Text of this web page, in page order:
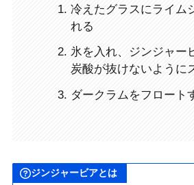
冷えたグラスにライム
れる
氷を入れ、ジンジャー
炭酸が抜けないように
ダークラムをフロート
ジンジャービアとは